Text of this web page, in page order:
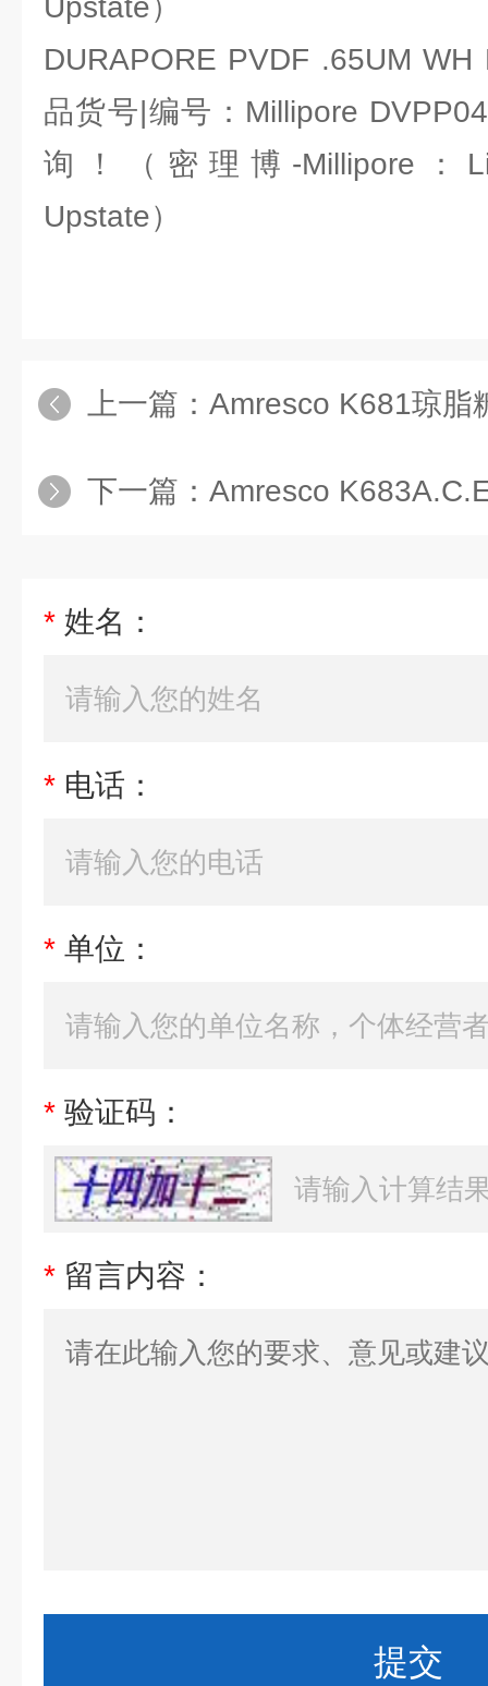
Upstate）
DURAPORE PVDF .65UM
品货号|编号：Millipore
询！（密理博-Millipore：
Upstate）
上一篇： Amresco K681琼脂
下一篇： Amresco
* 姓名：
* 电话：
* 单位：
* 验证码：
* 留言内容：